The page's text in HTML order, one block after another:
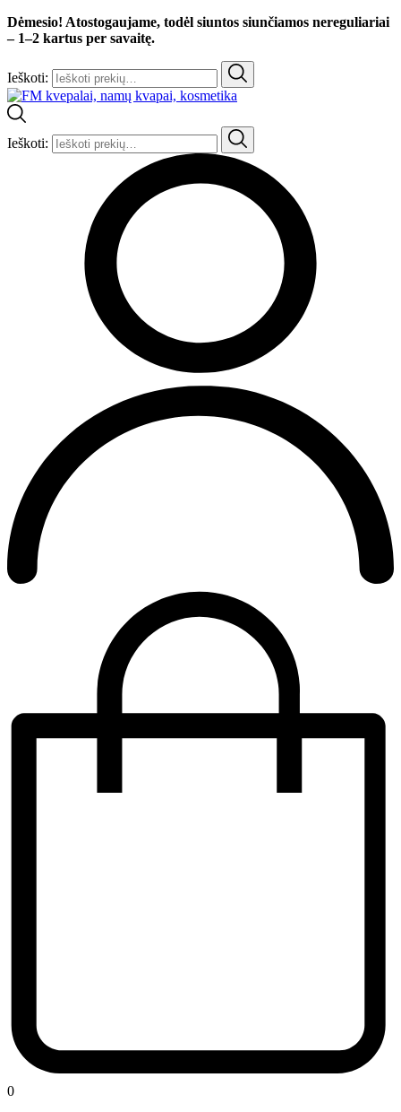
Dėmesio! Atostogaujame, todėl siuntos siunčiamos nereguliariai
– 1–2 kartus per savaitę.
Ieškoti:
Ieškoti:
0